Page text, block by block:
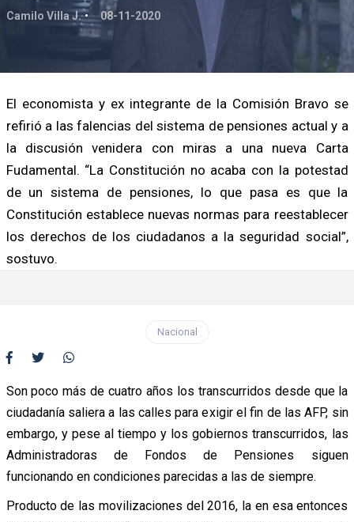
Camilo Villa J. 08-11-2020
El economista y ex integrante de la Comisión Bravo se
refirió a las falencias del sistema de pensiones actual y a
la discusión venidera con miras a una nueva Carta
Fudamental. “La Constitución no acaba con la potestad
de un sistema de pensiones, lo que pasa es que la
Constitución establece nuevas normas para reestablecer
los derechos de los ciudadanos a la seguridad social”,
sostuvo.
Nacional
Son poco más de cuatro años los transcurridos desde que la
ciudadanía saliera a las calles para exigir el fin de las AFP, sin
embargo, y pese al tiempo y los gobiernos transcurridos, las
Administradoras de Fondos de Pensiones siguen
funcionando en condiciones parecidas a las de siempre.
Producto de las movilizaciones del 2016, la en esa entonces